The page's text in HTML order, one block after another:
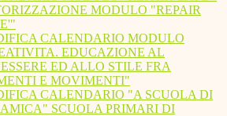
MODULO "REPAIR
CALENDARIO MODULO
EDUCAZIONE AL
ED ALLO STILE FRA
E MOVIMENTI"
CALENDARIO "A SCUOLA DI
SCUOLA PRIMARI DI